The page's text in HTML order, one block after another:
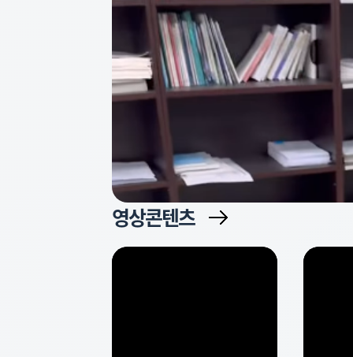
영상콘텐츠